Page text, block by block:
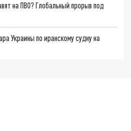
на ПВО? Глобальный прорыв под
Украины по иранскому судну на